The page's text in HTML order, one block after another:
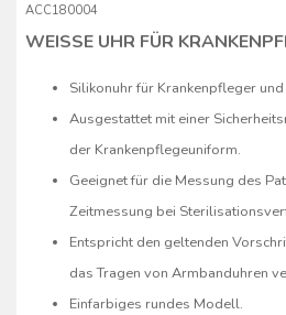
ACC180004
WEISSE UHR FÜR
Silikonuhr für Krankenpfleger
Ausgestattet mit einer
der Krankenpflegeuniform.
Geeignet für die Messung des
Zeitmessung bei
Entspricht den geltenden
das Tragen von Armbanduhren
Einfarbiges rundes Modell.